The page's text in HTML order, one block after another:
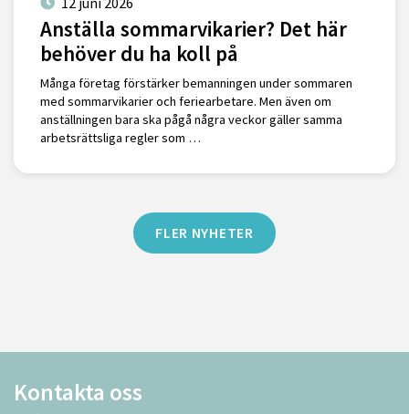
Anställa sommarvikarier? Det här
behöver du ha koll på
Många företag förstärker bemanningen under sommaren
med sommarvikarier och feriearbetare. Men även om
anställningen bara ska pågå några veckor gäller samma
arbetsrättsliga regler som …
FLER NYHETER
Kontakta oss